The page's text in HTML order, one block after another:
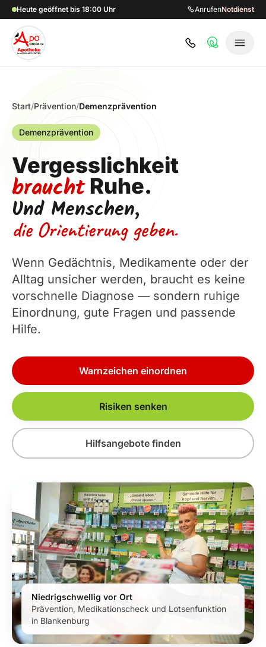
Zum Hauptinhalt springen
Heute geöffnet bis 18:00 Uhr AnrufenNotdienst
Start/Prävention/Demenzprävention
Demenzprävention
Vergesslichkeit
braucht Ruhe.
Und Menschen,
die Orientierung geben.
Wenn Gedächtnis, Medikamente oder der
Alltag unsicher werden, braucht es keine
vorschnelle Diagnose — sondern ruhige
Einordnung, gute Fragen und passende
Hilfe.
Warnzeichen einordnen
Risiken senken
Hilfsangebote finden
Niedrigschwellig vor Ort
Prävention, Medikationscheck und Lotsenfunktion
in Blankenburg